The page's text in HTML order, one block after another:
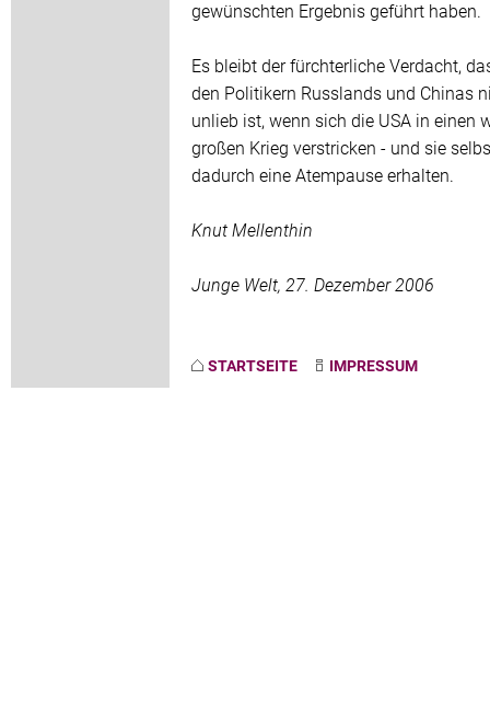
gewünschten Ergebnis geführt haben.
Es bleibt der fürchterliche Verdacht,
den Politikern Russlands und Chinas
unlieb ist, wenn sich die USA in einen
großen Krieg verstricken - und sie
dadurch eine Atempause erhalten.
Knut Mellenthin
Junge Welt, 27. Dezember 2006
STARTSEITE IMPRESSUM